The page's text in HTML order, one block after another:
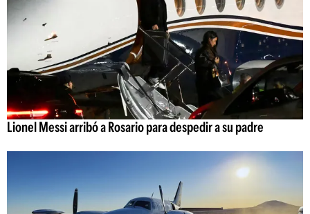
Lionel Messi arribó a Rosario para despedir a su padre